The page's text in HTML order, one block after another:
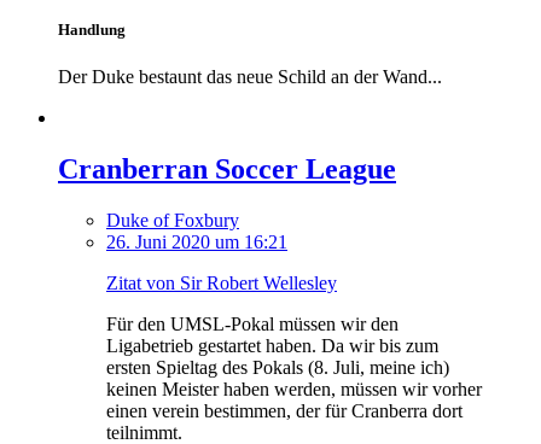
Handlung
Der Duke bestaunt das neue Schild an der Wand...
Cranberran Soccer League
Duke of Foxbury
26. Juni 2020 um 16:21
Zitat von Sir Robert Wellesley
Für den UMSL-Pokal müssen wir den
Ligabetrieb gestartet haben. Da wir bis zum
ersten Spieltag des Pokals (8. Juli, meine ich)
keinen Meister haben werden, müssen wir vorher
einen verein bestimmen, der für Cranberra dort
teilnimmt.